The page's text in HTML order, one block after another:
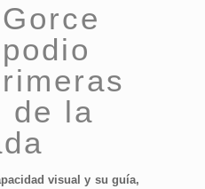
de la
visual y su guía,